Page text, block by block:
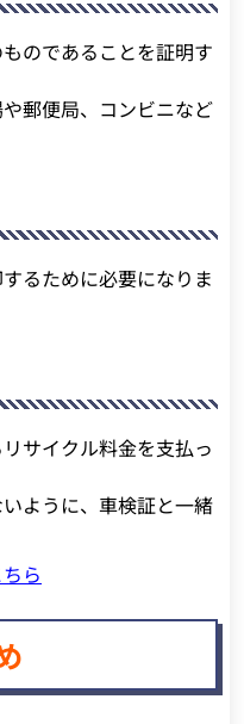
のであることを証明す
郵便局、コンビニなど
るために必要になりま
サイクル料金を支払っ
ように、車検証と一緒
ら